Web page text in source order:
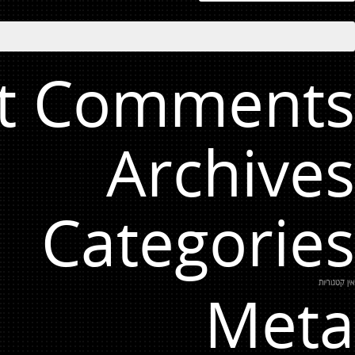
Comments
Archives
Categories
אין קטגוריות
Meta